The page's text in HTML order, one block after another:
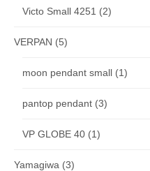
Victo Small 4251 (2)
VERPAN (5)
moon pendant small (1)
pantop pendant (3)
VP GLOBE 40 (1)
Yamagiwa (3)